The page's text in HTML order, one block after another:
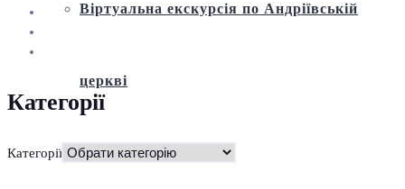
Віртуальна екскурсія по Андріївській
церкві
Історія
Категорії
Категорії